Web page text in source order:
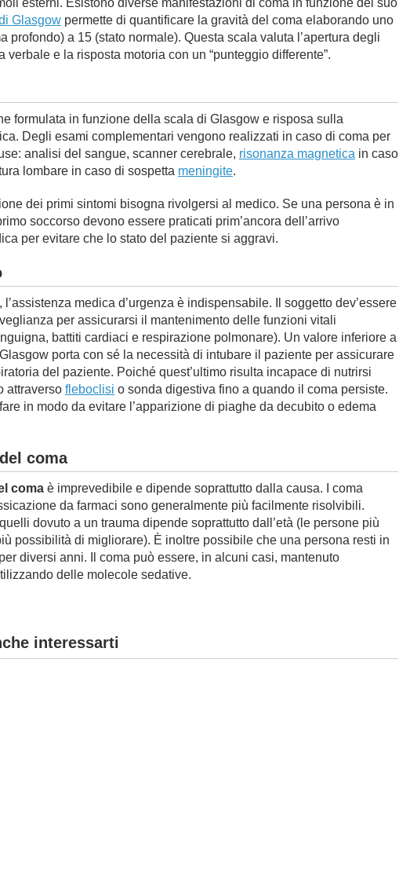
esterni. Esistono diverse manifestazioni di coma in funzione del suo
Glasgow permette di quantificare la gravità del coma elaborando uno
profondo) a 15 (stato normale). Questa scala valuta l’apertura degli
verbale e la risposta motoria con un “punteggio differente”.
formulata in funzione della scala di Glasgow e risposa sulla
Degli esami complementari vengono realizzati in caso di coma per
analisi del sangue, scanner cerebrale, risonanza magnetica in caso
lombare in caso di sospetta meningite.
dei primi sintomi bisogna rivolgersi al medico. Se una persona è in
soccorso devono essere praticati prim’ancora dell’arrivo
per evitare che lo stato del paziente si aggravi.
l’assistenza medica d’urgenza è indispensabile. Il soggetto dev’essere
per assicurarsi il mantenimento delle funzioni vitali
battiti cardiaci e respirazione polmonare). Un valore inferiore a
porta con sé la necessità di intubare il paziente per assicurare
del paziente. Poiché quest’ultimo risulta incapace di nutrirsi
attraverso fleboclisi o sonda digestiva fino a quando il coma persiste.
in modo da evitare l’apparizione di piaghe da decubito o edema
coma
coma è imprevedibile e dipende soprattutto dalla causa. I coma
da farmaci sono generalmente più facilmente risolvibili.
dovuto a un trauma dipende soprattutto dall’età (le persone più
possibilità di migliorare). È inoltre possibile che una persona resti in
diversi anni. Il coma può essere, in alcuni casi, mantenuto
delle molecole sedative.
interessarti